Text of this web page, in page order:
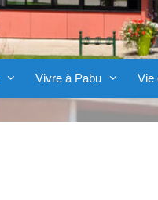
Vivre à Pabu Vie